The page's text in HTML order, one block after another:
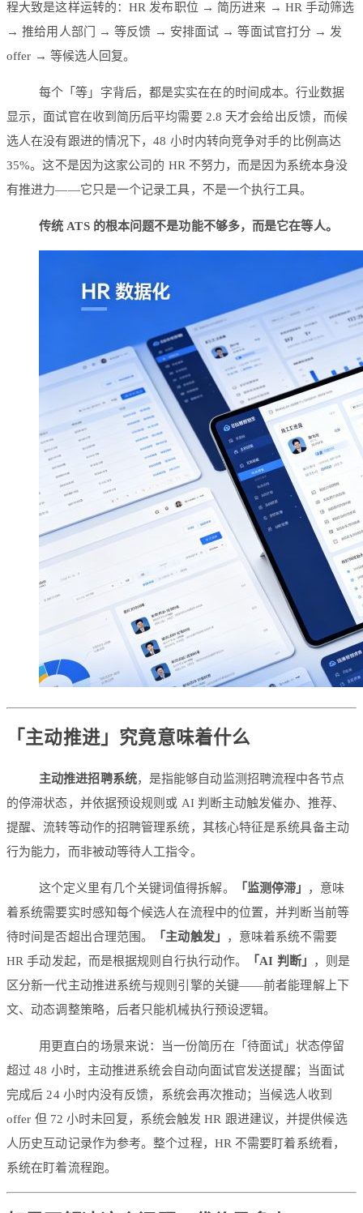
程大致是这样运转的：HR 发布职位 → 简历进来 → HR 手动筛选
→ 推给用人部门 → 等反馈 → 安排面试 → 等面试官打分 → 发
offer → 等候选人回复。
每个「等」字背后，都是实实在在的时间成本。行业数据
显示，面试官在收到简历后平均需要 2.8 天才会给出反馈，而候
选人在没有跟进的情况下，48 小时内转向竞争对手的比例高达
35%。这不是因为这家公司的 HR 不努力，而是因为系统本身没
有推进力——它只是一个记录工具，不是一个执行工具。
传统 ATS 的根本问题不是功能不够多，而是它在等人。
「主动推进」究竟意味着什么
主动推进招聘系统，是指能够自动监测招聘流程中各节点
的停滞状态，并依据预设规则或 AI 判断主动触发催办、推荐、
提醒、流转等动作的招聘管理系统，其核心特征是系统具备主动
行为能力，而非被动等待人工指令。
这个定义里有几个关键词值得拆解。 「监测停滞」
，意味
着系统需要实时感知每个候选人在流程中的位置，并判断当前等
待时间是否超出合理范围。
「主动触发」
，意味着系统不需要
HR 手动发起，而是根据规则自行执行动作。
「AI 判断」
，则是
区分新一代主动推进系统与规则引擎的关键——前者能理解上下
文、动态调整策略，后者只能机械执行预设逻辑。
用更直白的场景来说：当一份简历在「待面试」状态停留
超过 48 小时，主动推进系统会自动向面试官发送提醒；当面试
完成后 24 小时内没有反馈，系统会再次推动；当候选人收到
offer 但 72 小时未回复，系统会触发 HR 跟进建议，并提供候选
人历史互动记录作为参考。整个过程，HR 不需要盯着系统看，
系统在盯着流程跑。